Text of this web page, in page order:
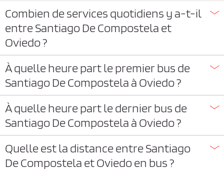
Combien de services quotidiens y a-t-il
entre Santiago De Compostela et
Oviedo ?
À quelle heure part le premier bus de
Santiago De Compostela à Oviedo ?
À quelle heure part le dernier bus de
Santiago De Compostela à Oviedo ?
Quelle est la distance entre Santiago
De Compostela et Oviedo en bus ?